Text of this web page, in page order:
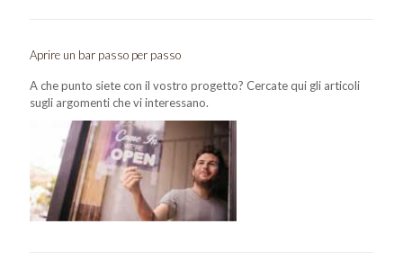
Aprire un bar passo per passo
A che punto siete con il vostro progetto? Cercate qui gli articoli
sugli argomenti che vi interessano.